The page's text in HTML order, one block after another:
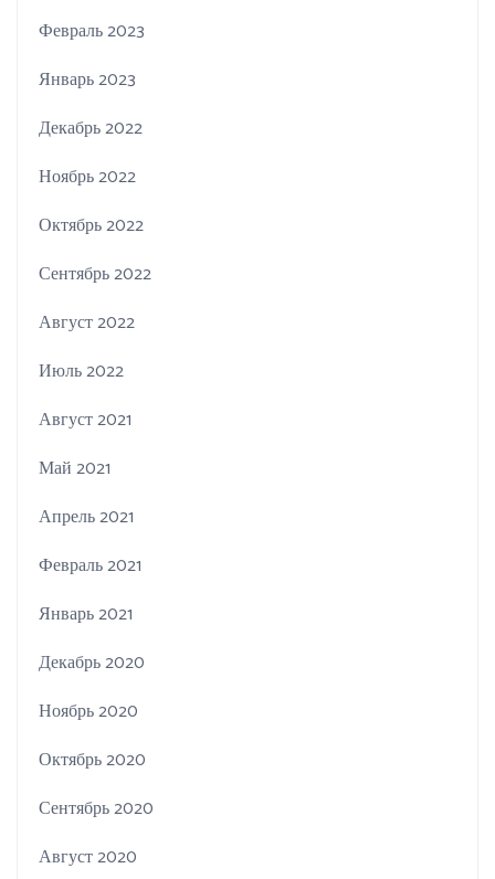
Февраль 2023
Январь 2023
Декабрь 2022
Ноябрь 2022
Октябрь 2022
Сентябрь 2022
Август 2022
Июль 2022
Август 2021
Май 2021
Апрель 2021
Февраль 2021
Январь 2021
Декабрь 2020
Ноябрь 2020
Октябрь 2020
Сентябрь 2020
Август 2020